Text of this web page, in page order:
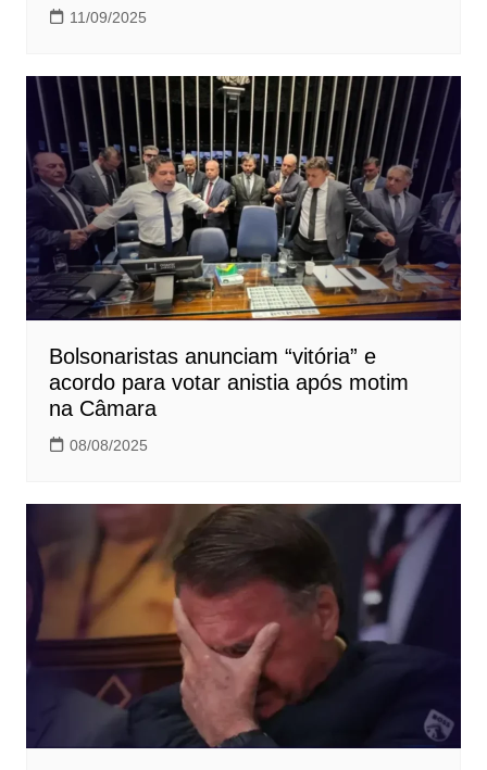
11/09/2025
Bolsonaristas anunciam “vitória” e
acordo para votar anistia após motim
na Câmara
08/08/2025